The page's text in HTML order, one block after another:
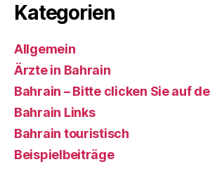
Kategorien
Allgemein
Ärzte in Bahrain
Bahrain – Bitte clicken Sie auf
Bahrain Links
Bahrain touristisch
Beispielbeiträge